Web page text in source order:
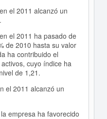
el 2011 alcanzó un
el 2011 ha pasado de
de 2010 hasta su valor
ha contribuido el
cuyo índice ha
de 1,21.
el 2011 alcanzó un
empresa ha favorecido